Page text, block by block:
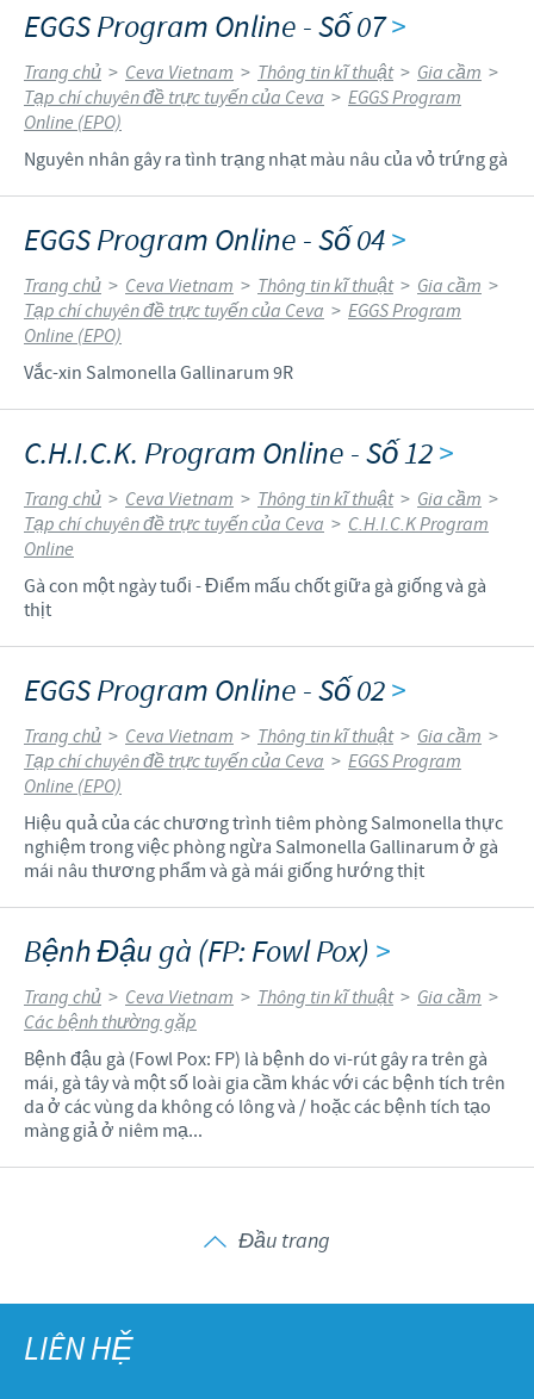
EGGS Program Online - Số 07>
Trang chủ > Ceva Vietnam > Thông tin kĩ thuật > Gia cầm >
Tạp chí chuyên đề trực tuyến của Ceva > EGGS Program
Online (EPO)
Nguyên nhân gây ra tình trạng nhạt màu nâu của vỏ trứng gà
EGGS Program Online - Số 04>
Trang chủ > Ceva Vietnam > Thông tin kĩ thuật > Gia cầm >
Tạp chí chuyên đề trực tuyến của Ceva > EGGS Program
Online (EPO)
Vắc-xin Salmonella Gallinarum 9R
C.H.I.C.K. Program Online - Số 12>
Trang chủ > Ceva Vietnam > Thông tin kĩ thuật > Gia cầm >
Tạp chí chuyên đề trực tuyến của Ceva > C.H.I.C.K Program
Online
Gà con một ngày tuổi - Điểm mấu chốt giữa gà giống và gà
thịt
EGGS Program Online - Số 02>
Trang chủ > Ceva Vietnam > Thông tin kĩ thuật > Gia cầm >
Tạp chí chuyên đề trực tuyến của Ceva > EGGS Program
Online (EPO)
Hiệu quả của các chương trình tiêm phòng Salmonella thực
nghiệm trong việc phòng ngừa Salmonella Gallinarum ở gà
mái nâu thương phẩm và gà mái giống hướng thịt
Bệnh Đậu gà (FP: Fowl Pox) >
Trang chủ > Ceva Vietnam > Thông tin kĩ thuật > Gia cầm >
Các bệnh thường gặp
Bệnh đậu gà (Fowl Pox: FP) là bệnh do vi-rút gây ra trên gà
mái, gà tây và một số loài gia cầm khác với các bệnh tích trên
da ở các vùng da không có lông và / hoặc các bệnh tích tạo
màng giả ở niêm mạ...
Đầu trang
LIÊN HỆ